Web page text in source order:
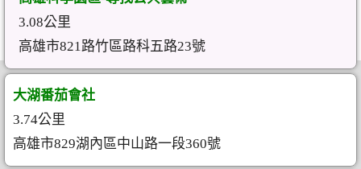
3.08公里
高雄市821路竹區路科五路23號
大湖番茄會社
3.74公里
高雄市829湖內區中山路一段360號